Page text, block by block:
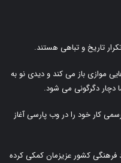
تاریخ و تباهی هستند.
موازی باز می کند و دیدی نو به
دگرگونی می شود.
کار خود را در وب پارسی آغاز
فرهنگی کشور عزیزمان کمکی کرده